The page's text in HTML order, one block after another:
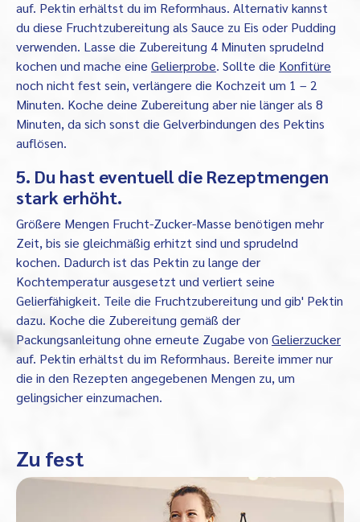
auf. Pektin erhältst du im Reformhaus. Alternativ kannst
du diese Fruchtzubereitung als Sauce zu Eis oder Pudding
verwenden. Lasse die Zubereitung 4 Minuten sprudelnd
kochen und mache eine Gelierprobe. Sollte die Konfitüre
noch nicht fest sein, verlängere die Kochzeit um 1 – 2
Minuten. Koche deine Zubereitung aber nie länger als 8
Minuten, da sich sonst die Gelverbindungen des Pektins
auflösen.
5. Du hast eventuell die Rezeptmengen
stark erhöht.
Größere Mengen Frucht-Zucker-Masse benötigen mehr
Zeit, bis sie gleichmäßig erhitzt sind und sprudelnd
kochen. Dadurch ist das Pektin zu lange der
Kochtemperatur ausgesetzt und verliert seine
Gelierfähigkeit. Teile die Fruchtzubereitung und gib' Pektin
dazu. Koche die Zubereitung gemäß der
Packungsanleitung ohne erneute Zugabe von Gelierzucker
auf. Pektin erhältst du im Reformhaus. Bereite immer nur
die in den Rezepten angegebenen Mengen zu, um
gelingsicher einzumachen.
Zu fest